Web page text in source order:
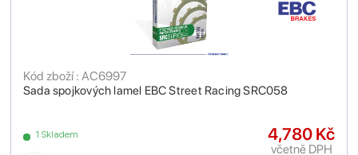
Sada spojkových lamel EBC Street Racing SRC058
Kód zboží : AC6997
1 Skladem 4,780 Kč
včetně DPH